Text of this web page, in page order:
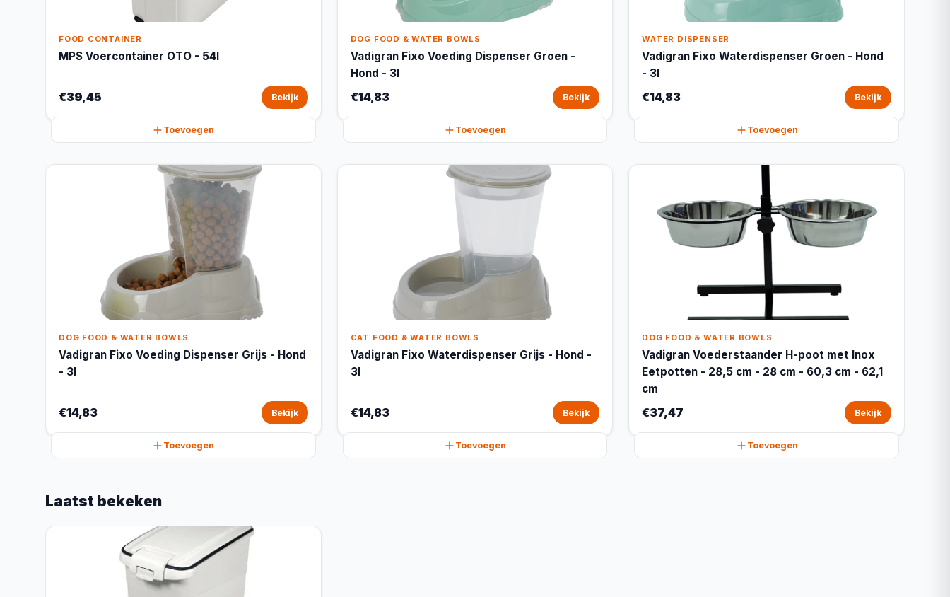
FOOD CONTAINER
MPS Voercontainer OTO - 54l
€39,45 Bekijk
Toevoegen
DOG FOOD & WATER BOWLS
Vadigran Fixo Voeding Dispenser Groen -
Hond - 3l
€14,83 Bekijk
Toevoegen
WATER DISPENSER
Vadigran Fixo Waterdispenser Groen - Hond
- 3l
€14,83 Bekijk
Toevoegen
DOG FOOD & WATER BOWLS
Vadigran Fixo Voeding Dispenser Grijs - Hond
- 3l
€14,83 Bekijk
Toevoegen
CAT FOOD & WATER BOWLS
Vadigran Fixo Waterdispenser Grijs - Hond -
3l
€14,83 Bekijk
Toevoegen
DOG FOOD & WATER BOWLS
Vadigran Voederstaander H-poot met Inox
Eetpotten - 28,5 cm - 28 cm - 60,3 cm - 62,1
cm
€37,47 Bekijk
Toevoegen
Laatst bekeken